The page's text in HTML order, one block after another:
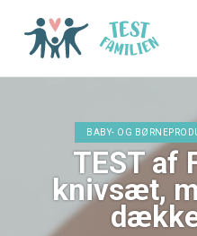
BABY- OG
TEST af
knivsæt,